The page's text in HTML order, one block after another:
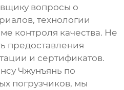
вопросы о
технологии
контроля качества. Не
предоставления
и сертификатов.
Чжунъянь по
погрузчиков, мы